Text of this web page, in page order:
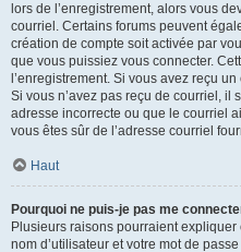
lors de l’enregistrement, alors vous
courriel. Certains forums peuvent
création de compte soit activée par
que vous puissiez vous connecter.
l’enregistrement. Si vous avez reçu
Si vous n’avez pas reçu de courriel, il
adresse incorrecte ou que le courriel
vous êtes sûr de l’adresse courriel
Haut
Pourquoi ne puis-je pas me
Plusieurs raisons pourraient
nom d’utilisateur et votre mot de